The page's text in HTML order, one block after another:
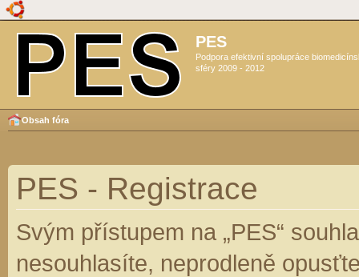
PES
Podpora efektivní spolupráce
sféry 2009 - 2012
Obsah fóra
PES - Registrace
Svým přístupem na „PES“
nesouhlasíte, neprodleně